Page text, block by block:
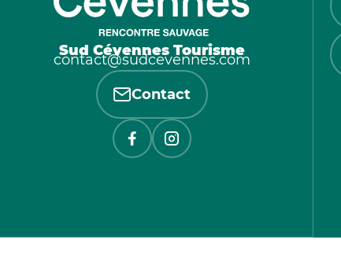
Sud Cévennes Tourisme
contact@sudcevennes.com
Contact